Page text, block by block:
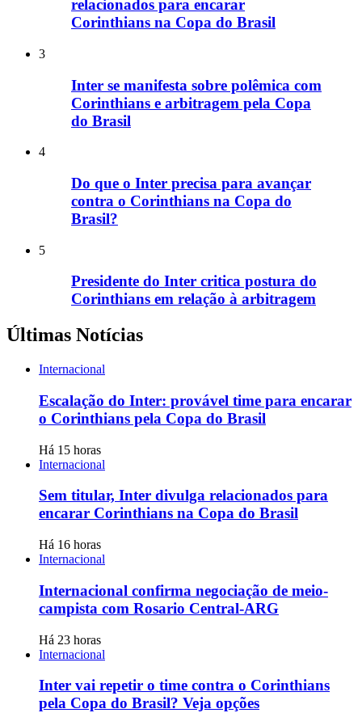
relacionados para encarar
Corinthians na Copa do Brasil
3
Inter se manifesta sobre polêmica com
Corinthians e arbitragem pela Copa
do Brasil
4
Do que o Inter precisa para avançar
contra o Corinthians na Copa do
Brasil?
5
Presidente do Inter critica postura do
Corinthians em relação à arbitragem
Últimas Notícias
Internacional
Escalação do Inter: provável time para encarar
o Corinthians pela Copa do Brasil
Há 15 horas
Internacional
Sem titular, Inter divulga relacionados para
encarar Corinthians na Copa do Brasil
Há 16 horas
Internacional
Internacional confirma negociação de meio-
campista com Rosario Central-ARG
Há 23 horas
Internacional
Inter vai repetir o time contra o Corinthians
pela Copa do Brasil? Veja opções